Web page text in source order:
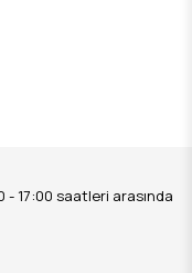
17:00 saatleri arasında